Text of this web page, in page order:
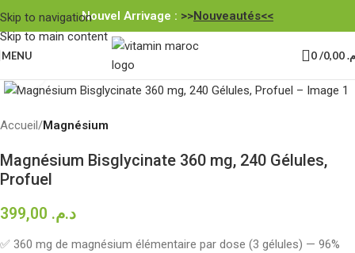
Skip to navigation
Skip to main content
Nouvel Arrivage : >>Nouveautés<<
MENU 0/
Click to enlarge
Accueil Magnésium
Magnésium Bisglycinate 360 mg, 240 Gélules,
Profuel
د.م.
✅ 360 mg de magnésium élémentaire par dose (3 gélules) — 96%